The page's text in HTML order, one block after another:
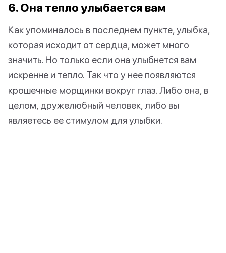
6. Она тепло улыбается вам
Как упоминалось в последнем пункте, улыбка,
которая исходит от сердца, может много
значить. Но только если она улыбнется вам
искренне и тепло. Так что у нее появляются
крошечные морщинки вокруг глаз. Либо она, в
целом, дружелюбный человек, либо вы
являетесь ее стимулом для улыбки.